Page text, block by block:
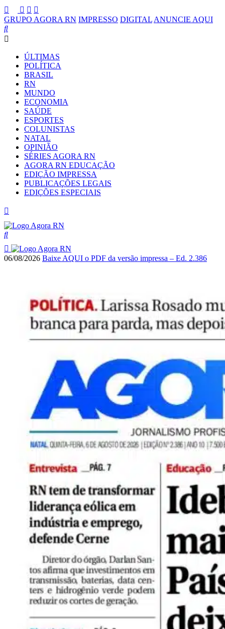
GRUPO AGORA RN IMPRESSO DIGITAL ANUNCIE AQUI
ÚLTIMAS
POLÍTICA
BRASIL
RN
MUNDO
ECONOMIA
SAÚDE
ESPORTES
COLUNISTAS
NATAL
OPINIÃO
SÉRIES AGORA RN
AGORA RN EDUCAÇÃO
EDIÇÃO IMPRESSA
PUBLICAÇÕES LEGAIS
EDIÇÕES ESPECIAIS
06/08/2026 Baixe AQUI o PDF da versão impressa – Ed. 2.386